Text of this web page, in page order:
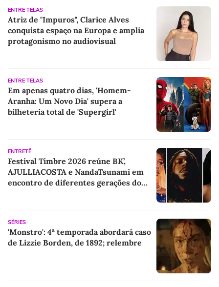
ENTRE TELAS
Atriz de "Impuros", Clarice Alves
conquista espaço na Europa e amplia
protagonismo no audiovisual
ENTRE TELAS
Em apenas quatro dias, 'Homem-
Aranha: Um Novo Dia' supera a
bilheteria total de 'Supergirl'
ENTRETÊ
Festival Timbre 2026 reúne BK’,
AJULLIACOSTA e NandaTsunami em
encontro de diferentes gerações do
SÉRIES
'Monstro': 4ª temporada abordará caso
de Lizzie Borden, de 1892; relembre